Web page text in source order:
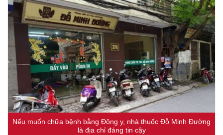
Nếu muốn chữa bệnh bằng Đông y, nhà thuốc Đỗ Minh Đường
là địa chỉ đáng tin cậy